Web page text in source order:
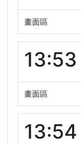
畫面區
畫面區